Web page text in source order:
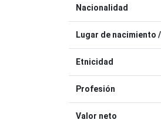
Nacionalidad
Lugar de nacimiento
Etnicidad
Profesión
Valor neto